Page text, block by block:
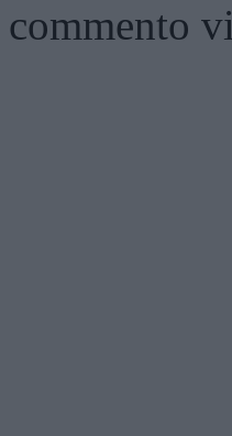
commento